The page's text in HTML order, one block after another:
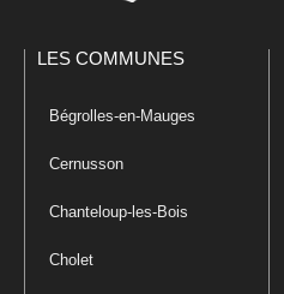
LES COMMUNES
Bégrolles-en-Mauges
Cernusson
Chanteloup-les-Bois
Cholet